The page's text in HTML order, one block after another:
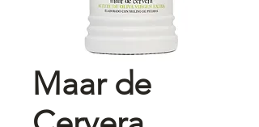
Maar de